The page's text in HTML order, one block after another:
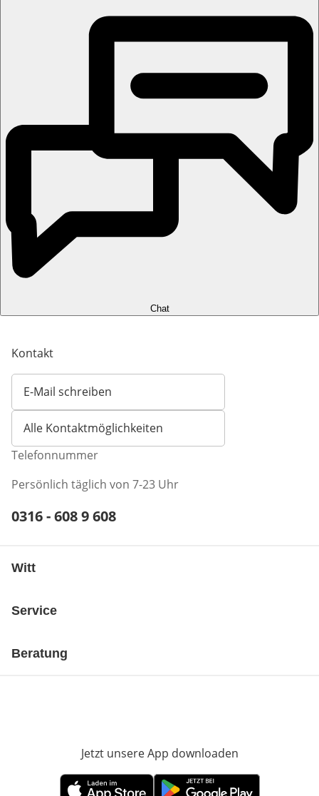
Chat
Kontakt
E-Mail schreiben
Öffnet E-Mail-Client
Alle Kontaktmöglichkeiten
Telefonnummer
Persönlich täglich von 7-23 Uhr
Telefonnummer:
0316 - 608 9 608
Witt
Service
Beratung
Jetzt unsere App downloaden